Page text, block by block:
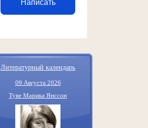
Написать
Литературный календарь
09 Августа 2026
Туве Марика Янссон